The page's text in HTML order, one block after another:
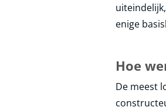
enige
Hoe
De meest